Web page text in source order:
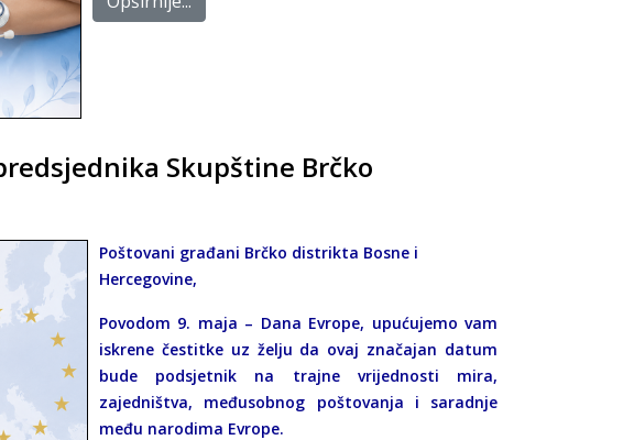
Skupštine Brčko
Poštovani građani Brčko distrikta Bosne i
Hercegovine,
Povodom 9. maja – Dana Evrope, upućujemo vam
iskrene čestitke uz želju da ovaj značajan datum
bude podsjetnik na trajne vrijednosti mira,
zajedništva, međusobnog poštovanja i saradnje
među narodima Evrope.